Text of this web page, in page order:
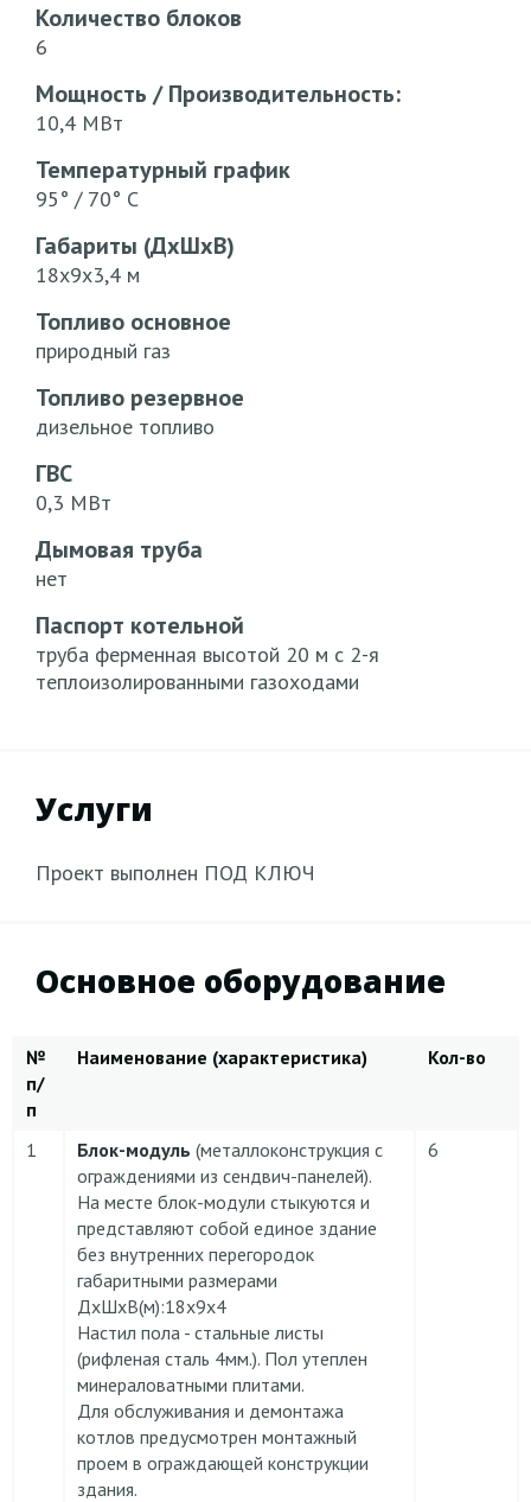
Количество блоков
6
Мощность / Производительность:
10,4 МВт
Температурный график
95° / 70° С
Габариты (ДхШхВ)
18х9х3,4 м
Топливо основное
природный газ
Топливо резервное
дизельное топливо
ГВС
0,3 МВт
Дымовая труба
нет
Паспорт котельной
труба ферменная высотой 20 м с 2-я
теплоизолированными газоходами
Услуги
Проект выполнен ПОД КЛЮЧ
Основное оборудование
№
п/
п
Наименование (характеристика) Кол-во
1 Блок-модуль (металлоконструкция с
ограждениями из сендвич-панелей).
На месте блок-модули стыкуются и
представляют собой единое здание
без внутренних перегородок
габаритными размерами
ДхШхВ(м):18х9х4
Настил пола - стальные листы
(рифленая сталь 4мм.). Пол утеплен
минераловатными плитами.
Для обслуживания и демонтажа
котлов предусмотрен монтажный
проем в ограждающей конструкции
здания.
6